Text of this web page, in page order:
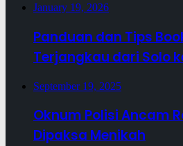
January 19, 2026
Panduan dan Tips
Terjangkau dari Solo
September 19, 2025
Oknum Polisi Ancam
Dipaksa Menikah